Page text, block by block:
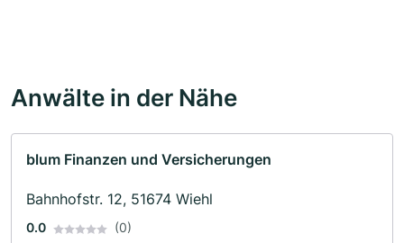
Anwälte in der Nähe
blum Finanzen und Versicherungen
Bahnhofstr. 12, 51674 Wiehl
0.0 (0)